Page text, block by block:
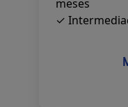
meses
✓